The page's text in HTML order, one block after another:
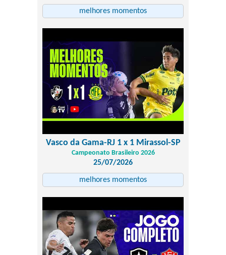
melhores momentos
Vasco da Gama-RJ 1 x 1 Mirassol-SP
Campeonato Brasileiro 2026
25/07/2026
melhores momentos